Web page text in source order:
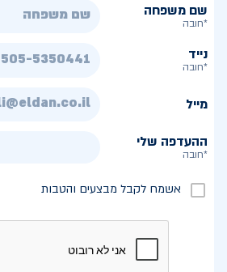
שם משפחה
*חובה
נייד
*חובה
מייל
ההעדפה שלי
*חובה
אשמח לקבל מבצעים והטבות